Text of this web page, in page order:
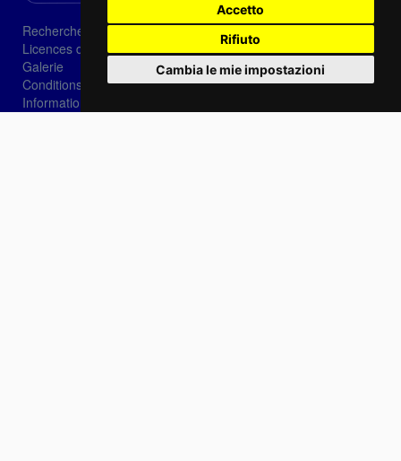
Accetto
Rifiuto
Cambia le mie impostazioni
Recherche
Licences d'image
Galerie
Conditions de vente
Informations sur les cookies